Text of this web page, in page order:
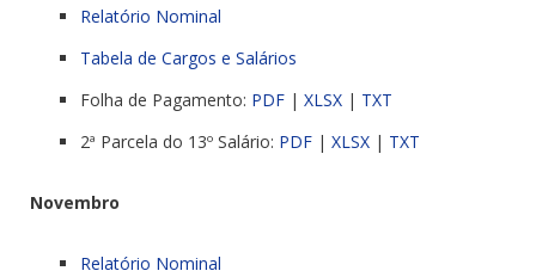
Relatório Nominal
Tabela de Cargos e Salários
Folha de Pagamento: PDF | XLSX | TXT
2ª Parcela do 13º Salário: PDF | XLSX | TXT
Novembro
Relatório Nominal